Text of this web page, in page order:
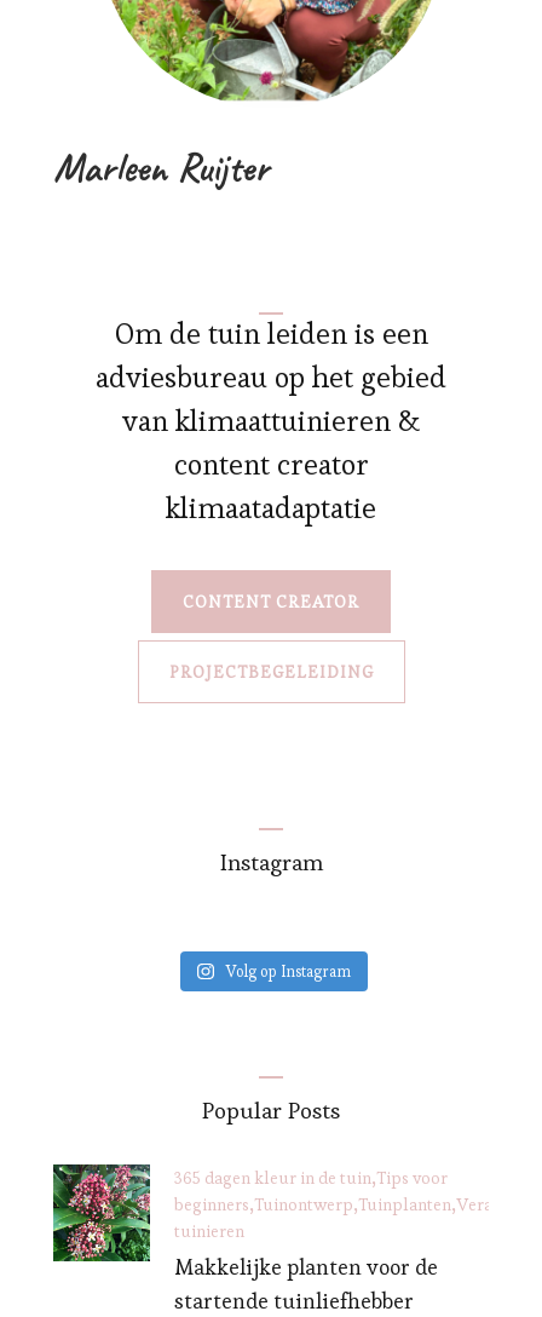
Marleen Ruijter
Om de tuin leiden is een
adviesbureau op het gebied
van klimaattuinieren &
content creator
klimaatadaptatie
CONTENT CREATOR
PROJECTBEGELEIDING
Instagram
Volg op Instagram
Popular Posts
365 dagen kleur in de tuin Tips voor
beginners Tuinontwerp Tuinplanten
tuinieren
Makkelijke planten voor de
startende tuinliefhebber